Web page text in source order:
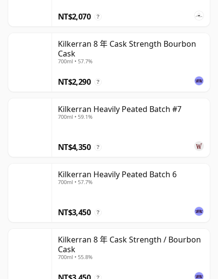
NT$2,070 ?
Kilkerran 8 年 Cask Strength Bourbon
Cask
700ml • 57.7%
NT$2,290 ?
Kilkerran Heavily Peated Batch #7
700ml • 59.1%
NT$4,350 ?
Kilkerran Heavily Peated Batch 6
700ml • 57.7%
NT$3,450 ?
Kilkerran 8 年 Cask Strength / Bourbon
Cask
700ml • 55.8%
?